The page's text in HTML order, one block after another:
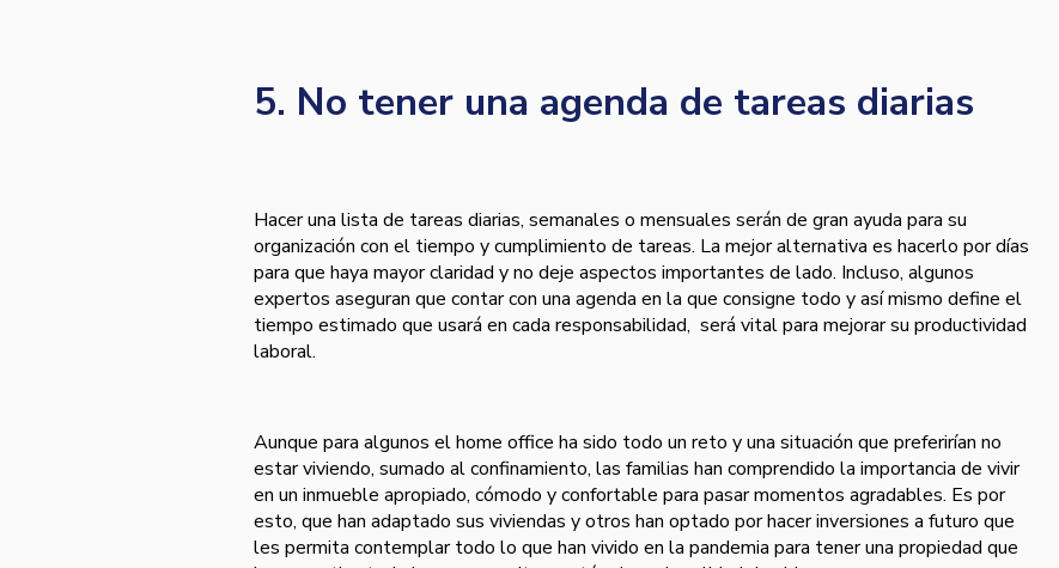
5. No tener una agenda de tareas diarias
Hacer una lista de tareas diarias, semanales o mensuales serán de gran ayuda para su
organización con el tiempo y cumplimiento de tareas. La mejor alternativa es hacerlo por días
para que haya mayor claridad y no deje aspectos importantes de lado. Incluso, algunos
expertos aseguran que contar con una agenda en la que consigne todo y así mismo define el
tiempo estimado que usará en cada responsabilidad, será vital para mejorar su productividad
laboral.
Aunque para algunos el home office ha sido todo un reto y una situación que preferirían no
estar viviendo, sumado al confinamiento, las familias han comprendido la importancia de vivir
en un inmueble apropiado, cómodo y confortable para pasar momentos agradables. Es por
esto, que han adaptado sus viviendas y otros han optado por hacer inversiones a futuro que
les permita contemplar todo lo que han vivido en la pandemia para tener una propiedad que